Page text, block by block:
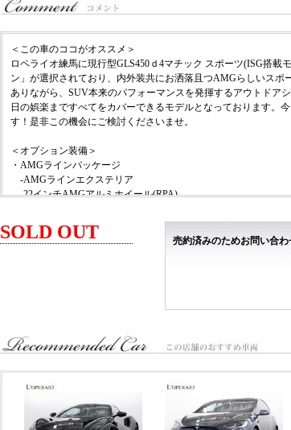
＜この車のココがオススメ＞
ロペライオ練馬に現行型GLS450ｄ4マチック スポーツ(ISG搭
ン」が選択されており、内外装共にお洒落且つAMGらしいス
ありながら、SUV本来のパフォーマンスを発揮するアウトドア
日の娯楽まですべてをカバーできるモデルとなっております。
す！是非この機会にご検討くださいませ。
＜オプション装備＞
・AMGラインパッケージ
-AMGラインエクステリア
-22インチAMGアルミホイール(RPA)
・ドライブレコーダー
3.0L 直列6気筒DOHCターボ(ディーゼル)+モーター、エンジン：
『ロペライオ独自の「Ｓ．Ｎ．Ｐ」をご用意！ご購入車両を、
ロペライオ練馬
１７７－００３３ 東京都練馬区高野台３−１５−３５
SOLD OUT 売約済みのためお問い合わ